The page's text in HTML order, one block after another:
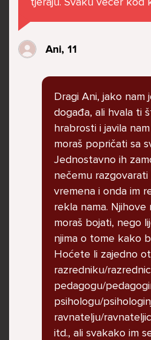
te me iskorištavaju. Dečki
govore da sam glupača
vrijeđaju jer sam niska te
ubijem. Prije mjesec dana
parka iz čistog mira dok
svojim susjedama i malim
krevet idem plačući.
ljutnje sam se počela tući
prestala sam jer me
na to. Prije toga svega
prijateljstva ostavila me
nisam htjela ići u školu
pogodilo. Cyber bulyala
i drugih drugih društvenih
razgovaramo no jako
vrijeme učeći ili trenirajući
vezana za njih te ih jako
razgovaram s mamom no
jer me ne shvaća.
balkona svoje kuće.
radim.
Ani, 11
Dragi Ani, jako
događa, ali hvala ti
hrabrosti i javila
moraš popričati sa
Jednostavno ih
nečemu
vremena i onda im
rekla nama. Njihove
moraš bojati, nego
njima o tome kako
Hoćete li zajedno
razredniku/
pedagogu/
psihologu/
ravnatelju/
itd., ali svakako im